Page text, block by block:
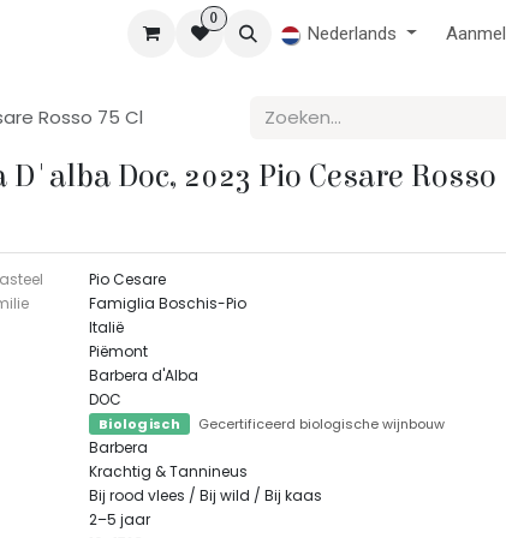
Jobs Over
0
Nederlands
Rosso 75 Cl
D'alba Doc, 2023 Pio Cesare Rosso
Pio Cesare
Famiglia Boschis-Pio
Italië
Piëmont
Barbera d'Alba
DOC
Biologisch Gecertificeerd biologische wijnbouw
Barbera
Krachtig & Tannineus
Bij rood vlees / Bij wild / Bij kaas
2–5 jaar